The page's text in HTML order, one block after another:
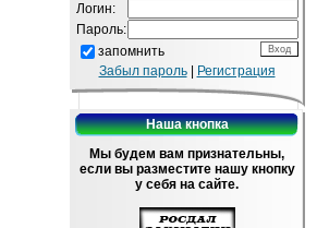
Логин:
Пароль:
запомнить
Забыл пароль| Регистрация
Наша кнопка
Мы будем вам признательны,
если вы разместите нашу кнопку
у себя на сайте.